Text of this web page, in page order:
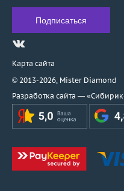
Карта сайта
© 2013-2026, Mister Diamond
Разработка сайта —